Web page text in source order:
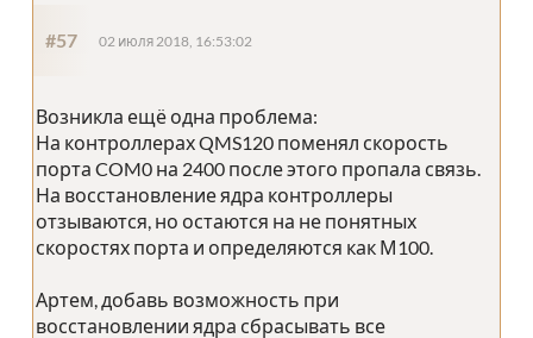
#57 02 июля 2018, 16:53:02
Возникла ещё одна проблема:
На контроллерах QMS120 поменял скорость
порта COM0 на 2400 после этого пропала связь.
На восстановление ядра контроллеры
отзываются, но остаются на не понятных
скоростях порта и определяются как М100.
Артем, добавь возможность при
восстановлении ядра сбрасывать все